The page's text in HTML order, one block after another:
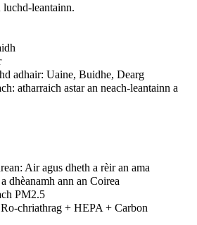
leantainn.
adhair: Uaine, Buidhe, Dearg
atharraich astar an neach-leantainn a
Air agus dheth a rèir an ama
dhèanamh ann an Coirea
PM2.5
chriathrag + HEPA + Carbon